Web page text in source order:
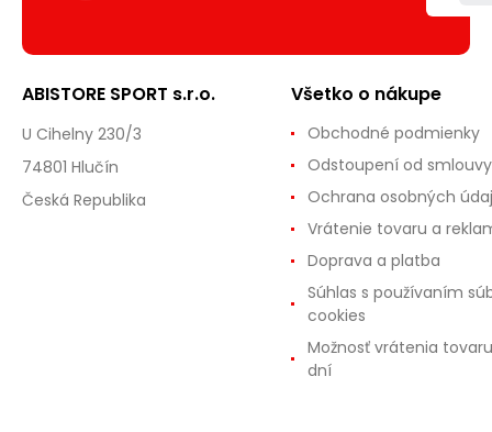
ABISTORE SPORT s.r.o.
U Cihelny 230/3
74801 Hlučín
Česká Republika
Všetko o nákupe
Obchodné podmienky
Odstoupení od smlouvy
Ochrana osobných
Vrátenie tovaru a
Doprava a platba
Súhlas s používaním
cookies
Možnosť vrátenia
dní